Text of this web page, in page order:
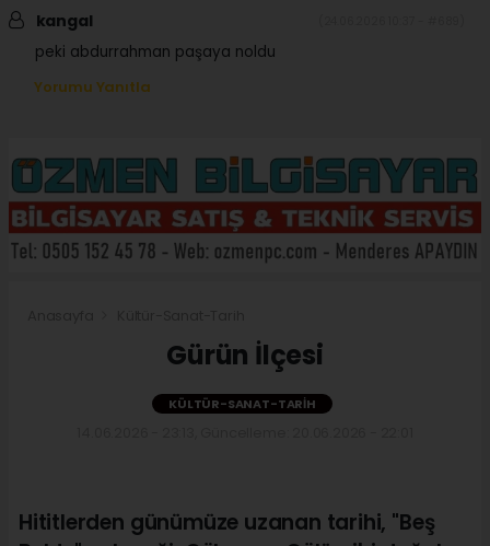
kangal
peki abdurrahman paşaya noldu
Yorumu Yanıtla
Gürün İlçesi
KÜLTÜR-SANAT-TARIH
Hititlerden günümüze uzanan tarihi, "Beş